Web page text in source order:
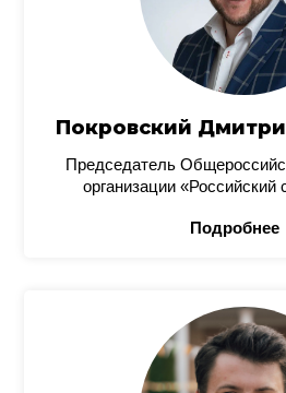
Покровский
Председатель
организации
Подробнее